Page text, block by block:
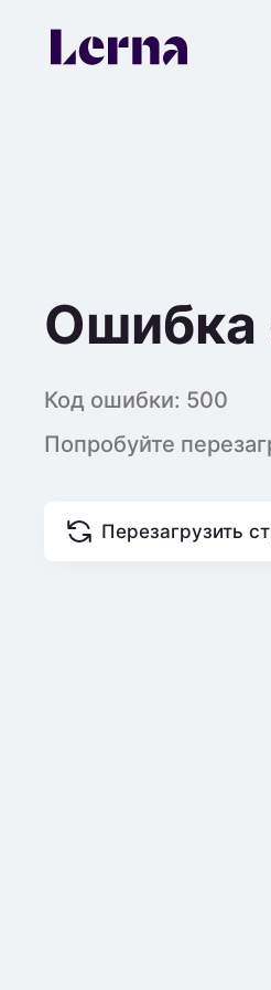
Ошибка
Код ошибки: 500
Попробуйте
Перезагрузить